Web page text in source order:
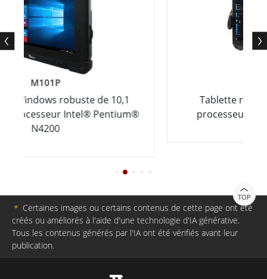
10,1
Tablette robuste 11,6 pouces avec
processeur Intel® Pentium® N4200
TOP
＊ Certaines images ou certains contenus de cette page ont été
créés ou améliorés à l'aide d'une technologie d'IA générative.
Tous les contenus générés par l'IA ont été vérifiés avant leur
publication.